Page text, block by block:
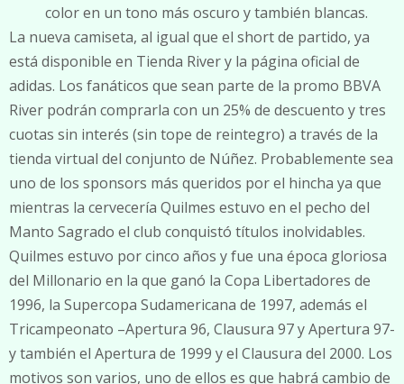
color en un tono más oscuro y también blancas.
La nueva camiseta, al igual que el short de partido, ya
está disponible en Tienda River y la página oficial de
adidas. Los fanáticos que sean parte de la promo BBVA
River podrán comprarla con un 25% de descuento y tres
cuotas sin interés (sin tope de reintegro) a través de la
tienda virtual del conjunto de Núñez. Probablemente sea
uno de los sponsors más queridos por el hincha ya que
mientras la cervecería Quilmes estuvo en el pecho del
Manto Sagrado el club conquistó títulos inolvidables.
Quilmes estuvo por cinco años y fue una época gloriosa
del Millonario en la que ganó la Copa Libertadores de
1996, la Supercopa Sudamericana de 1997, además el
Tricampeonato –Apertura 96, Clausura 97 y Apertura 97-
y también el Apertura de 1999 y el Clausura del 2000. Los
motivos son varios, uno de ellos es que habrá cambio de